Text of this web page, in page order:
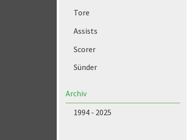
Tore
Assists
Scorer
Sünder
Archiv
1994 - 2025